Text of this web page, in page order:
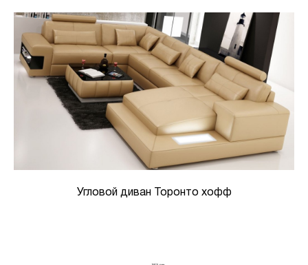
Угловой диван Торонто хофф